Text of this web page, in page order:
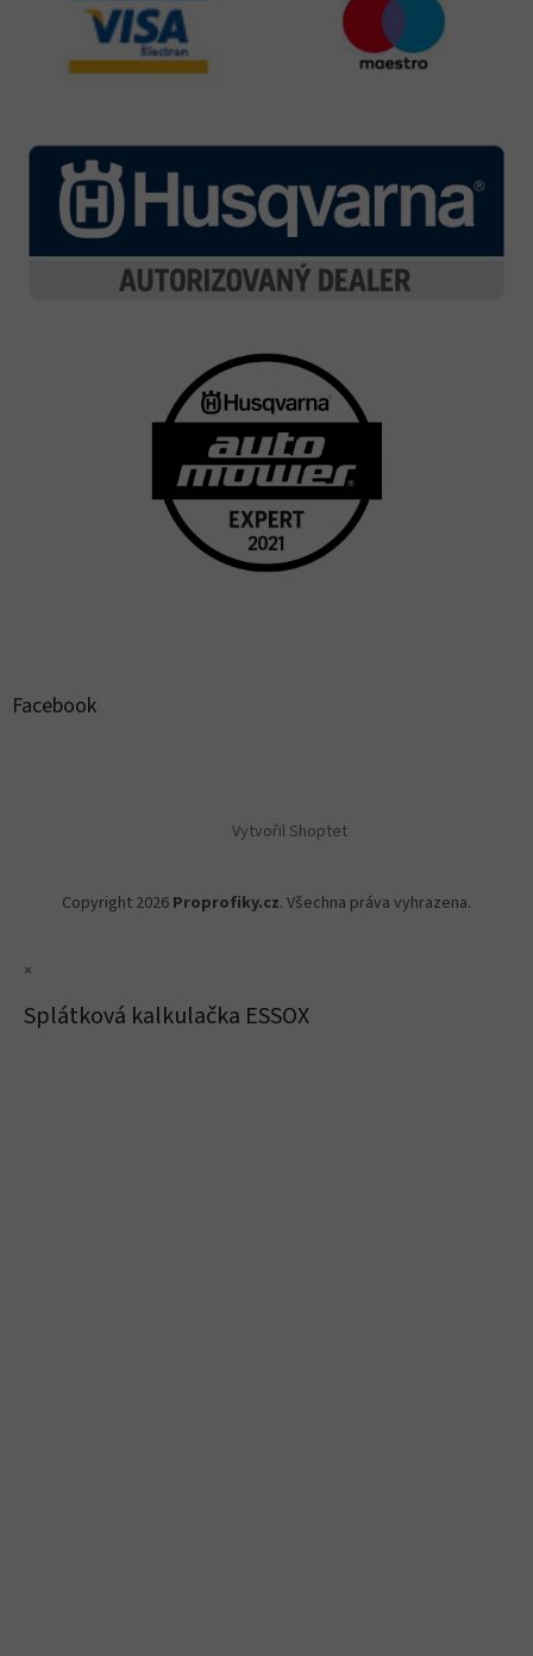
Facebook
Vytvořil Shoptet
Copyright 2026 Proprofiky.cz. Všechna práva vyhrazena.
×
Splátková kalkulačka ESSOX